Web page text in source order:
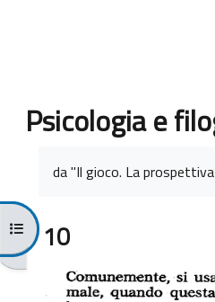
Abrir índice del curso
Psicologia e
da "Il gioco. La
10